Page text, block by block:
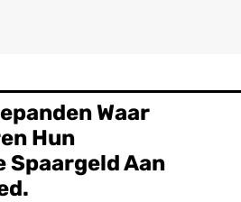
Waar
Hun
Aan